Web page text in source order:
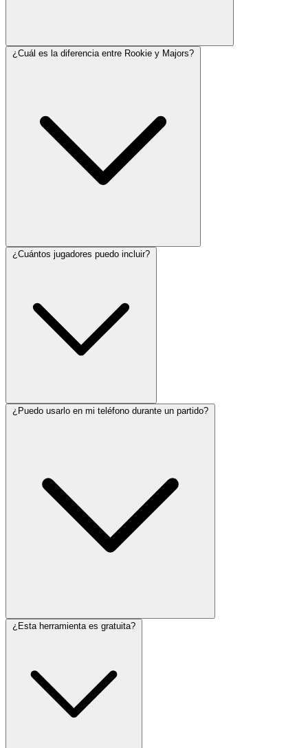
¿Cuál es la diferencia entre Rookie y Majors?
¿Cuántos jugadores puedo incluir?
¿Puedo usarlo en mi teléfono durante un partido?
¿Esta herramienta es gratuita?